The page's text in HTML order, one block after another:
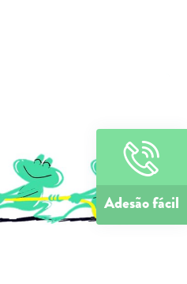
Adesão fácil